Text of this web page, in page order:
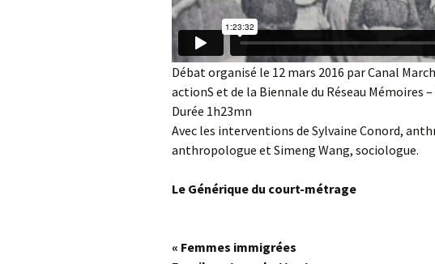
Débat organisé le 12 mars 2016 par Canal
actionS et de la Biennale du Réseau Mémoires
Durée 1h23mn
Avec les interventions de Sylvaine Conord,
anthropologue et Simeng Wang, sociologue.
Le Générique du court-métrage
« Femmes immigrées